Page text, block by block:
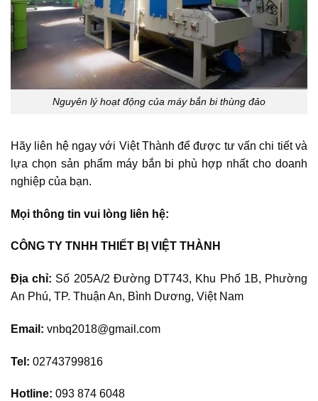
Nguyên lý hoạt động của máy bắn bi thùng đảo
Hãy liên hệ ngay với Việt Thành để được tư vấn chi tiết và
lựa chọn sản phẩm máy bắn bi phù hợp nhất cho doanh
nghiệp của bạn.
Mọi thông tin vui lòng liên hệ:
CÔNG TY TNHH THIẾT BỊ VIỆT THÀNH
Địa chỉ: Số 205A/2 Đường DT743, Khu Phố 1B, Phường
An Phú, TP. Thuận An, Bình Dương, Việt Nam
Email: vnbq2018@gmail.com
Tel: 02743799816
Hotline: 093 874 6048